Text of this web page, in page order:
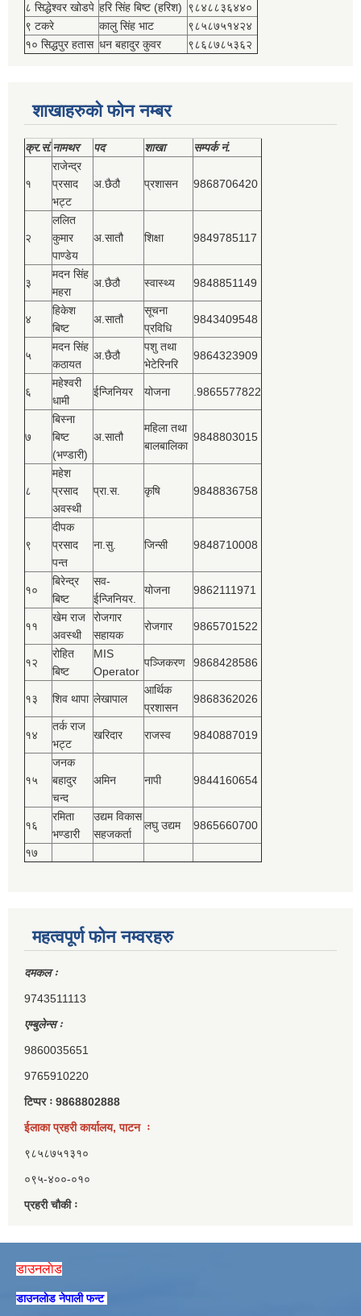
८ सिद्धेश्‍वर खोडपे हरि सिंह बिष्‍ट (हरिश) ९८४८८३६४४०
९ टकरे
कालु सिंह भाट
९८५८७५१४२४
१० सिद्धपुर हतास धन बहादुर कुवर ९८६८७८५३६२
शाखाहरुको फोन नम्बर
क्र.सं.नामथर पद शाखा सम्‍पर्क नं.
१
राजेन्द्र
प्रसाद
भट्ट
अ.छैठौ प्रशासन 9868706420
२
ललित
कुमार
पाण्डेय
अ.सातौ शिक्षा 9849785117
३
मदन सिंह
महरा
अ.छैठौ स्वास्थ्य 9848851149
४
हिकेश
बिष्‍ट
अ.सातौ
सूचना
प्रविधि
9843409548
५
मदन सिंह
कठायत
अ.छैठौ
पशु तथा
भेटेरिनरि
9864323909
६
महेश्‍वरी
धामी
ईन्जिनियर योजना .9865577822
७
बिस्‍ना
बिष्‍ट
(भण्डारी)
अ.सातौ
महिला तथा
बालबालिका
9848803015
८
महेश
प्रसाद
अवस्थी
प्रा.स. कृषि 9848836758
९
दीपक
प्रसाद
पन्त
ना.सु. जिन्सी 9848710008
१०
बिरेन्द्र
बिष्‍ट
सव-
ईन्जिनियर.
योजना 9862111971
११
खेम राज
अवस्थी
रोजगार
सहायक
रोजगार 9865701522
१२
रोहित
बिष्‍ट
MIS
Operator
पञ्‍जिकरण 9868428586
१३ शिव थापा लेखापाल
आर्थिक
प्रशासन
9868362026
१४
तर्क राज
भट्ट
खरिदार राजस्‍व 9840887019
१५
जनक
बहादुर
चन्द
अमिन नापी 9844160654
१६
रमिता
भण्डारी
उद्यम विकास
सहजकर्ता
लघु उद्यम 9865660700
१७
महत्वपूर्ण फोन नम्वरहरु
दमकल ः
9743511113
एम्बुलेन्स ः
9860035651
9765910220
टिप्पर ः 9868802888
ईलाका प्रहरी कार्यालय, पाटन ः
९८५८७५१३१०
०९५-४००-०१०
प्रहरी चौकी ः
डाउनलाेड
डाउनलाेड नेपाली फन्ट